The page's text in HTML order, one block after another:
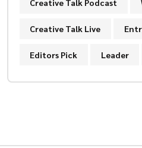
Creative Talk Podcast
Creative Talk Live
Editors Pick Leader